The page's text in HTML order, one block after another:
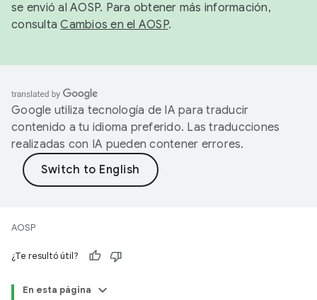
se envió al AOSP. Para obtener más información,
consultaCambios en el AOSP.
Google utiliza tecnología de IA para traducir
contenido a tu idioma preferido. Las traducciones
realizadas con IA pueden contener errores.
AOSP
¿Te resultó útil?
En esta página